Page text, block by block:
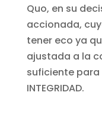
Quo, en su
accionada,
tener eco ya
ajustada a la
suficiente para
INTEGRIDAD.